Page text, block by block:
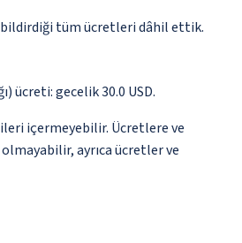
tüm ücretleri dâhil ettik.
ücreti: gecelik 30.0 USD.
içermeyebilir. Ücretlere ve
ayrıca ücretler ve